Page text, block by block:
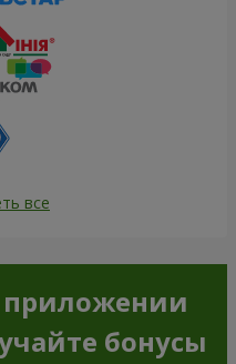
все
приложении
бонусы